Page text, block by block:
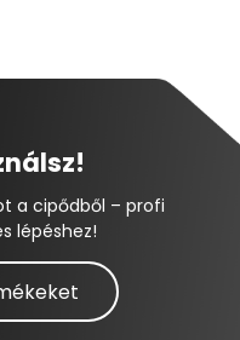
a cipődből – profi
lépéshez!